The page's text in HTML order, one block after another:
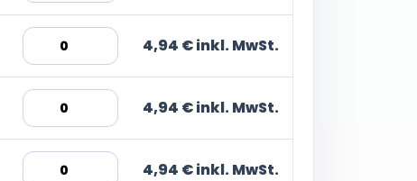
4,94 € inkl. MwSt.
4,94 € inkl. MwSt.
4,94 € inkl. MwSt.